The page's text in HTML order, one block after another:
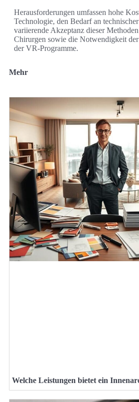
Herausforderungen umfassen hohe
Technologie, den Bedarf an
variierende Akzeptanz dieser
Chirurgen sowie die Notwendigkeit
der VR-Programme.
Mehr
Welche Leistungen bietet ein